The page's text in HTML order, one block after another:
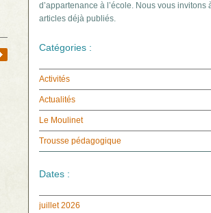
d’appartenance à l’école. Nous vous invitons
articles déjà publiés.
Catégories :
Activités
Actualités
Le Moulinet
Trousse pédagogique
Dates :
juillet 2026